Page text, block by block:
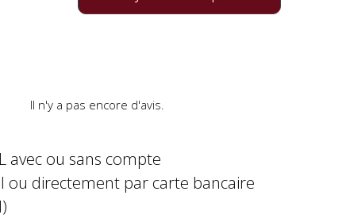
Il n'y a pas encore d'avis.
avec ou sans compte
ou directement par carte bancaire